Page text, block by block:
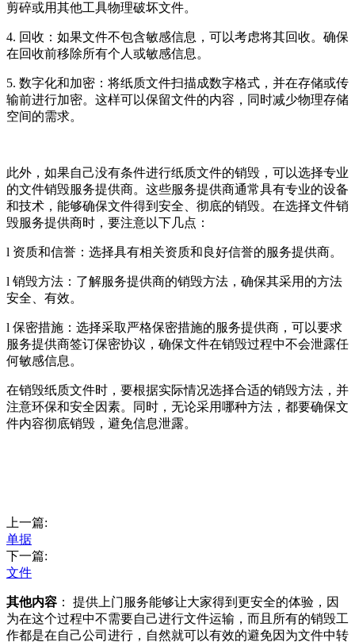
剪碎或用其他工具物理破坏文件。
4. 回收：如果文件不包含敏感信息，可以考虑将其回收。确保
在回收前移除所有个人或敏感信息。
5. 数字化和加密：将纸质文件扫描成数字格式，并在存储或传
输前进行加密。这样可以保留文件的内容，同时减少物理存储
空间的需求。
此外，如果自己没有条件进行纸质文件的销毁，可以选择专业
的文件销毁服务提供商。这些服务提供商通常具有专业的设备
和技术，能够确保文件得到安全、彻底的销毁。在选择文件销
毁服务提供商时，要注意以下几点：
l 资质和信誉：选择具有相关资质和良好信誉的服务提供商。
l 销毁方法：了解服务提供商的销毁方法，确保其采用的方法
安全、有效。
l 保密措施：选择采取严格保密措施的服务提供商，可以要求
服务提供商签订保密协议，确保文件在销毁过程中不会泄露任
何敏感信息。
在销毁纸质文件时，要根据实际情况选择合适的销毁方法，并
注意环保和安全因素。同时，无论采用哪种方法，都要确保文
件内容彻底销毁，避免信息泄露。
上一篇:
单据
下一篇:
文件
其他内容 ： 提供上门服务能够让大家得到更安全的体验，因
为在这个过程中不需要自己进行文件运输，而且所有的销毁工
作都是在自己公司进行，自然就可以有效的避免因为文件中转